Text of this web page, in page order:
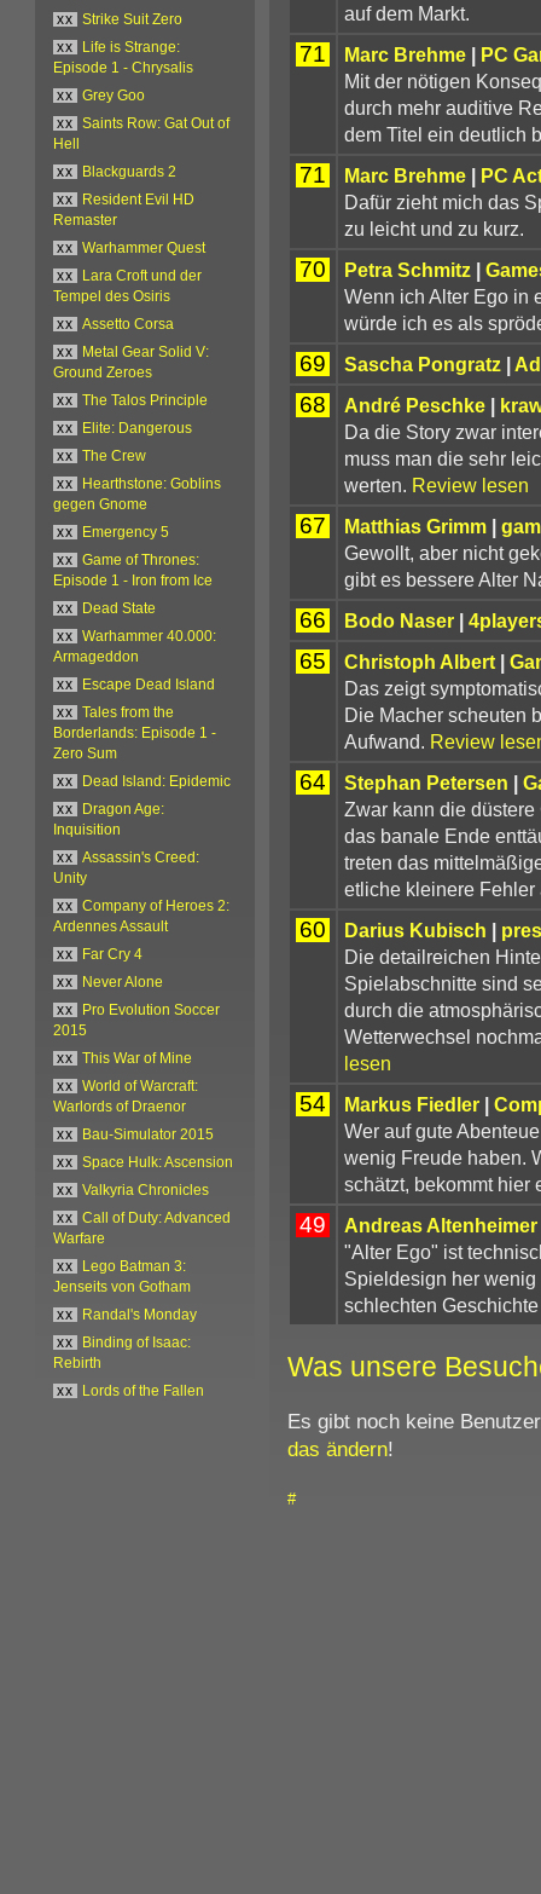
auf dem Markt.
71 Marc Brehme| PC
Mit der nötigen
durch mehr auditive
dem Titel ein deutlich
71 Marc Brehme| PC
Dafür zieht mich das
zu leicht und zu kurz.
70 Petra Schmitz |
Wenn ich Alter Ego in
würde ich es als
69 Sascha Pongratz |
68 André Peschke|
Da die Story zwar
muss man die sehr
werten. Review lesen
67 Matthias Grimm|
Gewollt, aber nicht
gibt es bessere Alter
66 Bodo Naser|
65 Christoph Albert|
Das zeigt
Die Macher scheuten
Aufwand. Review
64 Stephan Petersen |
Zwar kann die
das banale Ende
treten das
etliche kleinere Fehler
60 Darius Kubisch |
Die detailreichen
Spielabschnitte sind
durch die
Wetterwechsel
lesen
54 Markus Fiedler|
Wer auf gute
wenig Freude haben.
schätzt, bekommt hier
49 Andreas Altenheimer
"Alter Ego" ist
Spieldesign her
schlechten
Was unsere
Es gibt noch keine
das ändern!
#
xx
Strike Suit Zero
xx
Life is Strange:
Episode 1 - Chrysalis
xx
Grey Goo
xx
Saints Row: Gat Out of
Hell
xx
Blackguards 2
xx
Resident Evil HD
Remaster
xx
Warhammer Quest
xx
Lara Croft und der
Tempel des Osiris
xx
Assetto Corsa
xx
Metal Gear Solid V:
Ground Zeroes
xx
The Talos Principle
xx
Elite: Dangerous
xx
The Crew
xx
Hearthstone: Goblins
gegen Gnome
xx
Emergency 5
xx
Game of Thrones:
Episode 1 - Iron from Ice
xx
Dead State
xx
Warhammer 40.000:
Armageddon
xx
Escape Dead Island
xx
Tales from the
Borderlands: Episode 1 -
Zero Sum
xx
Dead Island: Epidemic
xx
Dragon Age:
Inquisition
xx
Assassin's Creed:
Unity
xx
Company of Heroes 2:
Ardennes Assault
xx
Far Cry 4
xx
Never Alone
xx
Pro Evolution Soccer
2015
xx
This War of Mine
xx
World of Warcraft:
Warlords of Draenor
xx
Bau-Simulator 2015
xx
Space Hulk: Ascension
xx
Valkyria Chronicles
xx
Call of Duty: Advanced
Warfare
xx
Lego Batman 3:
Jenseits von Gotham
xx
Randal's Monday
xx
Binding of Isaac:
Rebirth
xx
Lords of the Fallen